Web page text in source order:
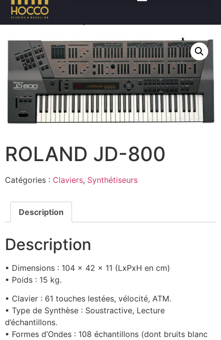
Accueil/Claviers
ROLAND JD-800
Catégories : Claviers, Synthétiseurs
Description
Description
• Dimensions : 104 x 42 x 11 (LxPxH en cm)
• Poids : 15 kg.
• Clavier : 61 touches lestées, vélocité, ATM.
• Type de Synthèse : Soustractive, Lecture
d’échantillons.
• Formes d’Ondes : 108 échantillons (dont bruits blanc